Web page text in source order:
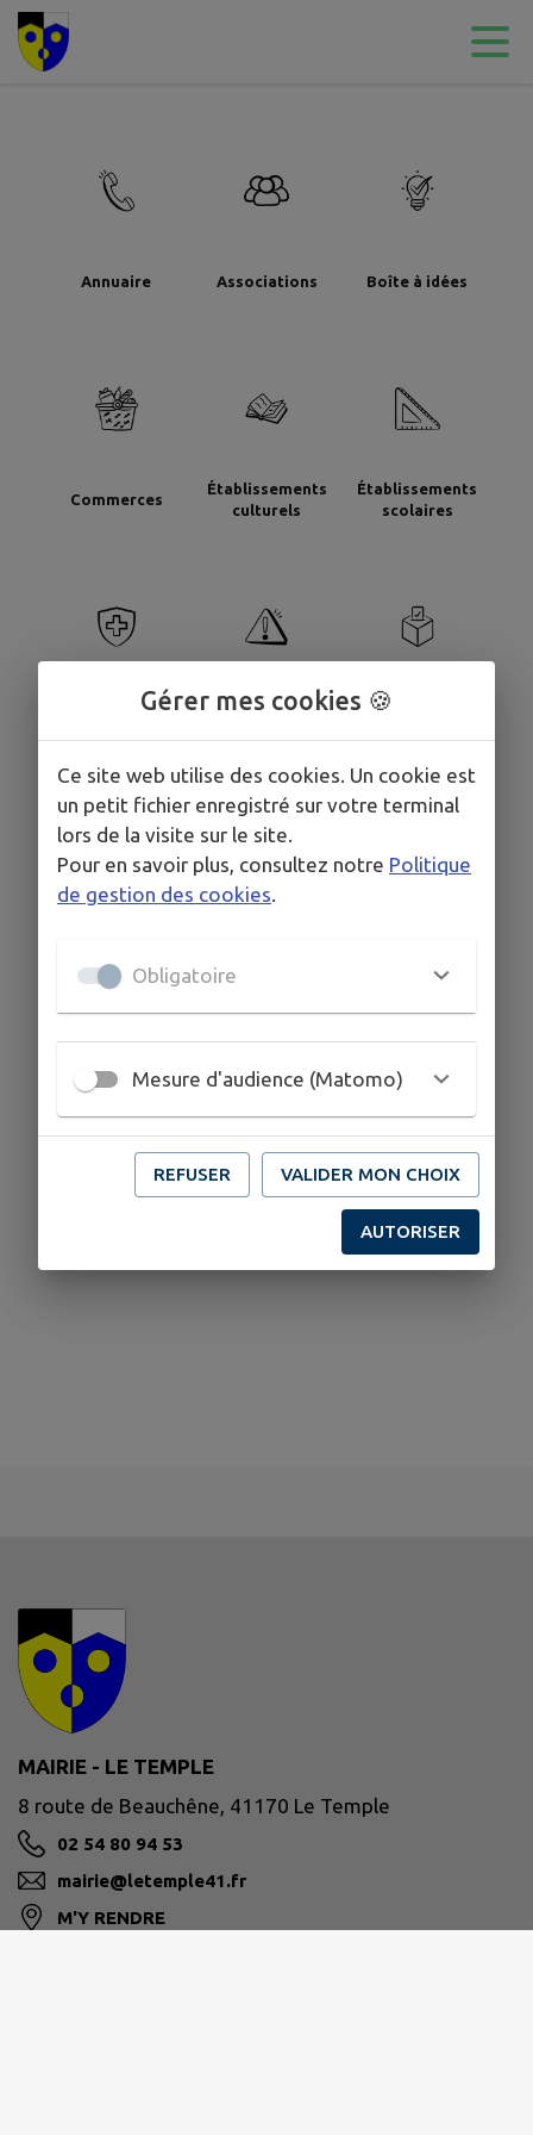
Contenu
Annuaire Associations Boîte à idées
Commerces
Établissements
culturels
Établissements
scolaires
MAIRIE - LE TEMPLE
8 route de Beauchêne, 41170 Le Temple
02 54 80 94 53
mairie@letemple41.fr
M'Y RENDRE
Gérer mes cookies 🍪
Ce site web utilise des cookies. Un cookie est
un petit fichier enregistré sur votre terminal
lors de la visite sur le site.
Pour en savoir plus, consultez notre Politique
de gestion des cookies
Obligatoire
Mesure d'audience (Matomo)
REFUSER VALIDER MON CHOIX
AUTORISER